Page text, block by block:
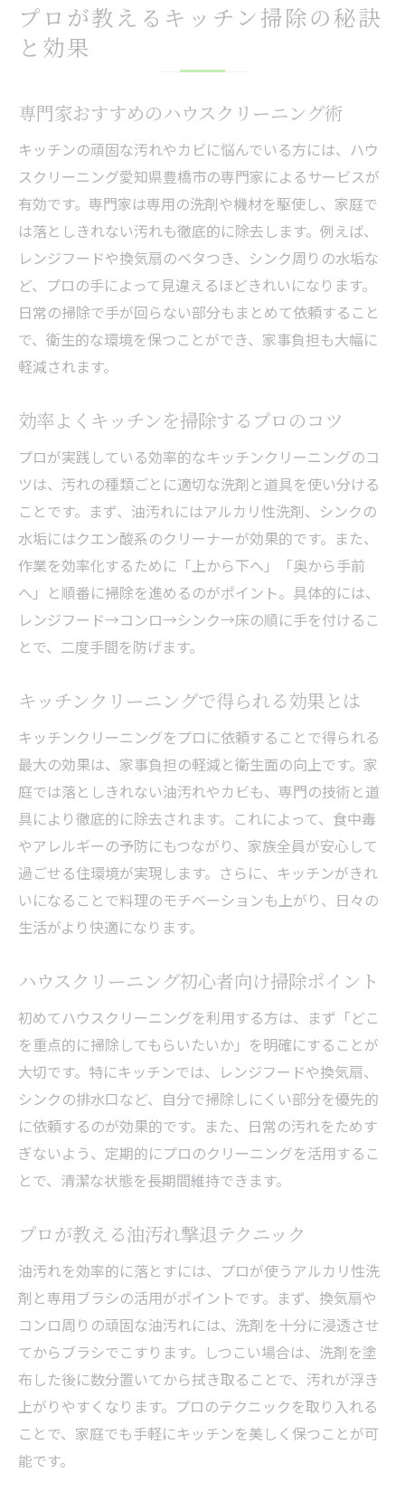
プロが教えるキッチン掃除の秘訣
と効果
専門家おすすめのハウスクリーニング術
キッチンの頑固な汚れやカビに悩んでいる方には、ハウ
スクリーニング愛知県豊橋市の専門家によるサービスが
有効です。専門家は専用の洗剤や機材を駆使し、家庭で
は落としきれない汚れも徹底的に除去します。例えば、
レンジフードや換気扇のベタつき、シンク周りの水垢な
ど、プロの手によって見違えるほどきれいになります。
日常の掃除で手が回らない部分もまとめて依頼すること
で、衛生的な環境を保つことができ、家事負担も大幅に
軽減されます。
効率よくキッチンを掃除するプロのコツ
プロが実践している効率的なキッチンクリーニングのコ
ツは、汚れの種類ごとに適切な洗剤と道具を使い分ける
ことです。まず、油汚れにはアルカリ性洗剤、シンクの
水垢にはクエン酸系のクリーナーが効果的です。また、
作業を効率化するために「上から下へ」「奥から手前
へ」と順番に掃除を進めるのがポイント。具体的には、
レンジフード→コンロ→シンク→床の順に手を付けるこ
とで、二度手間を防げます。
キッチンクリーニングで得られる効果とは
キッチンクリーニングをプロに依頼することで得られる
最大の効果は、家事負担の軽減と衛生面の向上です。家
庭では落としきれない油汚れやカビも、専門の技術と道
具により徹底的に除去されます。これによって、食中毒
やアレルギーの予防にもつながり、家族全員が安心して
過ごせる住環境が実現します。さらに、キッチンがきれ
いになることで料理のモチベーションも上がり、日々の
生活がより快適になります。
ハウスクリーニング初心者向け掃除ポイント
初めてハウスクリーニングを利用する方は、まず「どこ
を重点的に掃除してもらいたいか」を明確にすることが
大切です。特にキッチンでは、レンジフードや換気扇、
シンクの排水口など、自分で掃除しにくい部分を優先的
に依頼するのが効果的です。また、日常の汚れをためす
ぎないよう、定期的にプロのクリーニングを活用するこ
とで、清潔な状態を長期間維持できます。
プロが教える油汚れ撃退テクニック
油汚れを効率的に落とすには、プロが使うアルカリ性洗
剤と専用ブラシの活用がポイントです。まず、換気扇や
コンロ周りの頑固な油汚れには、洗剤を十分に浸透させ
てからブラシでこすります。しつこい場合は、洗剤を塗
布した後に数分置いてから拭き取ることで、汚れが浮き
上がりやすくなります。プロのテクニックを取り入れる
ことで、家庭でも手軽にキッチンを美しく保つことが可
能です。